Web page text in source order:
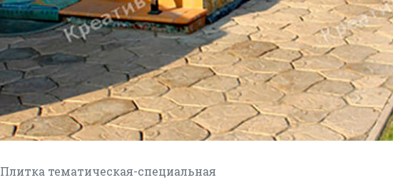
Плитка тематическая-специальная